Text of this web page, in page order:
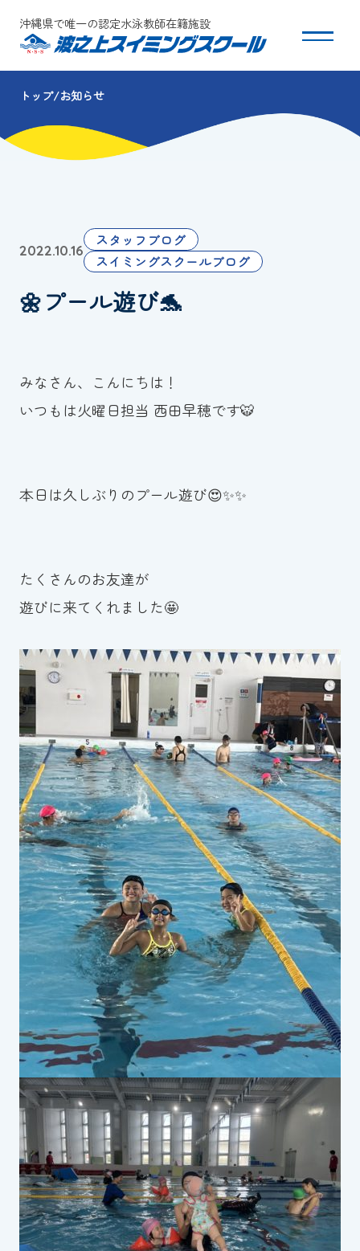
沖縄県で唯一の認定水泳教師在籍施設
スクールについて
コース・クラス紹介
団体会員募集
保護者の方へ
お知らせ
Tel.098-863-7264
メールでお問い合わせ
スイミングスクールの
体験申し込みはこちら!
トップ お知らせ
2022.10.16
スタッフブログ
スイミングスクールブログ
🌼プール遊び🐬
みなさん、こんにちは！
いつもは火曜日担当 西田早穂です🐯
本日は久しぶりのプール遊び😍✨✨
たくさんのお友達が
遊びに来てくれました🤩